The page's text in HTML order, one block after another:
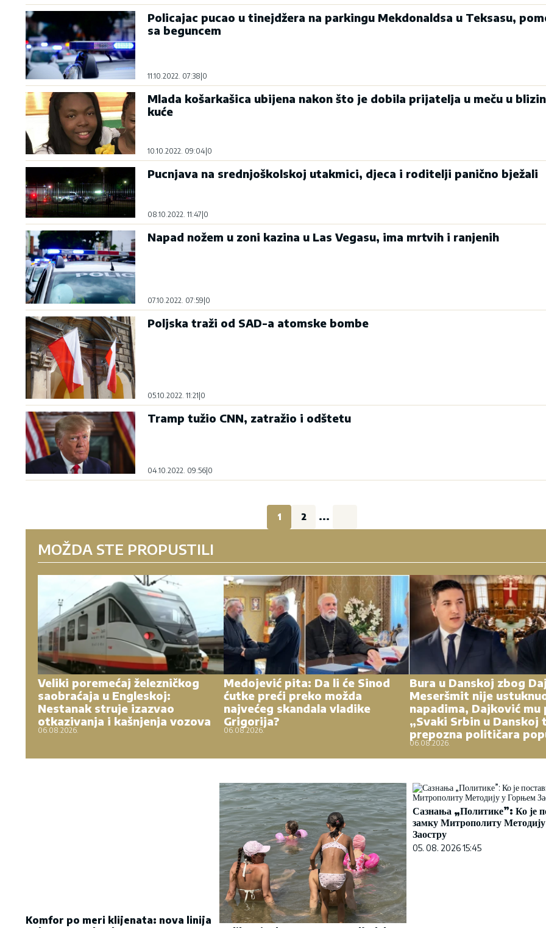
Policajac pucao u tinejdžera na parkingu Mekdonaldsa u Teksasu,
sa beguncem
11.10.2022. 07:38 0
Mlada košarkašica ubijena nakon što je dobila prijatelja u meču u
kuće
10.10.2022. 09:04|0
Pucnjava na srednjoškolskoj utakmici, djeca i roditelji panično bježali
08.10.2022. 11:47|0
Napad nožem u zoni kazina u Las Vegasu, ima mrtvih i ranjenih
07.10.2022. 07:59 0
Poljska traži od SAD-a atomske bombe
05.10.2022. 11:21|0
Tramp tužio CNN, zatražio i odštetu
04.10.2022. 09:56|0
1 2 ...
MOŽDA STE PROPUSTILI
Veliki poremećaj železničkog
saobraćaja u Engleskoj:
Nestanak struje izazvao
otkazivanja i kašnjenja vozova
06.08.2026.
Medojević pita: Da li će Sinod
ćutke preći preko možda
najvećeg skandala vladike
Grigorija?
06.08.2026.
Bura u Danskoj zbog
Meseršmit nije
napadima, Dajković mu
„Svaki Srbin u Danskoj
prepozna političara
06.08.2026.
09. 07. 2026 09:20
Сазнања „Политике”: Ко је
замку Митрополиту
Заостру
05. 08. 2026 15:45